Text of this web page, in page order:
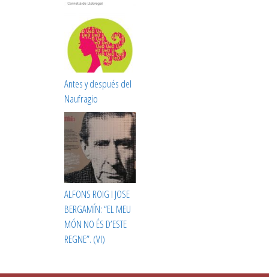
Antes y después del
Naufragio
ALFONS ROIG I JOSE
BERGAMÍN: “EL MEU
MÓN NO ÉS D’ESTE
REGNE”. (VI)